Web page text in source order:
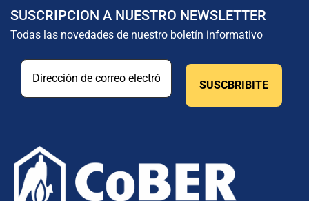
SUSCRIPCION A NUESTRO NEWSLETTER
Todas las novedades de nuestro boletín informativo